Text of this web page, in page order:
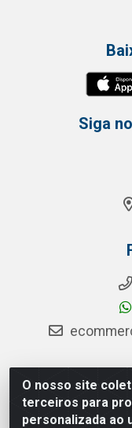
O nosso site
terceiros para
personalizada ao
Siga
MR Distribuidora -
Distrito